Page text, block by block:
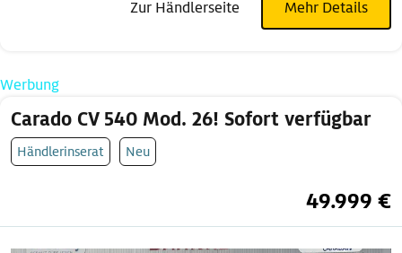
Zur Händlerseite Mehr Details
Werbung
Carado CV 540 Mod. 26! Sofort verfügbar
Händlerinserat Neu
49.999 €